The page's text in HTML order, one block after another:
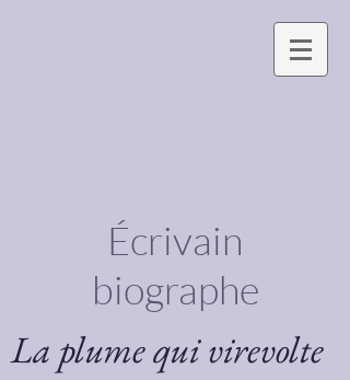
Écrivain
biographe
La plume qui virevolte